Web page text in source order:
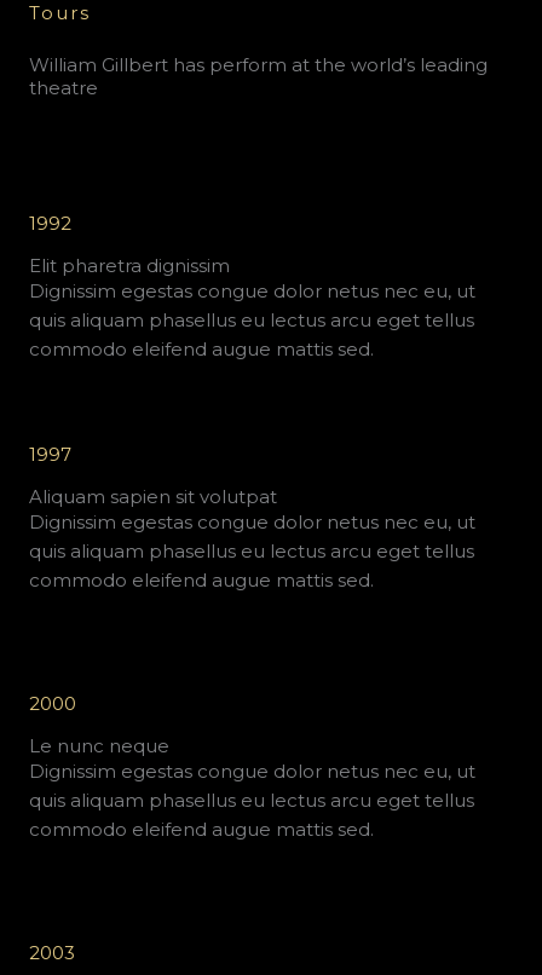
Tours
William Gillbert has perform at the world’s leading
theatre
1992
Elit pharetra dignissim
Dignissim egestas congue dolor netus nec eu, ut
quis aliquam phasellus eu lectus arcu eget tellus
commodo eleifend augue mattis sed.
1997
Aliquam sapien sit volutpat
Dignissim egestas congue dolor netus nec eu, ut
quis aliquam phasellus eu lectus arcu eget tellus
commodo eleifend augue mattis sed.
2000
Le nunc neque
Dignissim egestas congue dolor netus nec eu, ut
quis aliquam phasellus eu lectus arcu eget tellus
commodo eleifend augue mattis sed.
2003